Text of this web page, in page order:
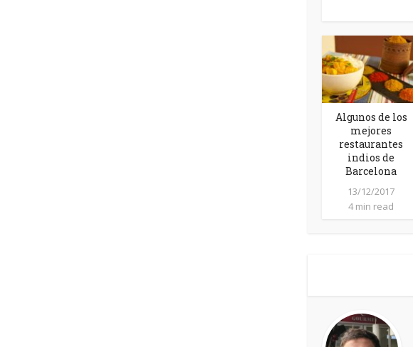
Algunos de los
mejores
restaurantes
indios de
Barcelona
13/12/2017
4 min read